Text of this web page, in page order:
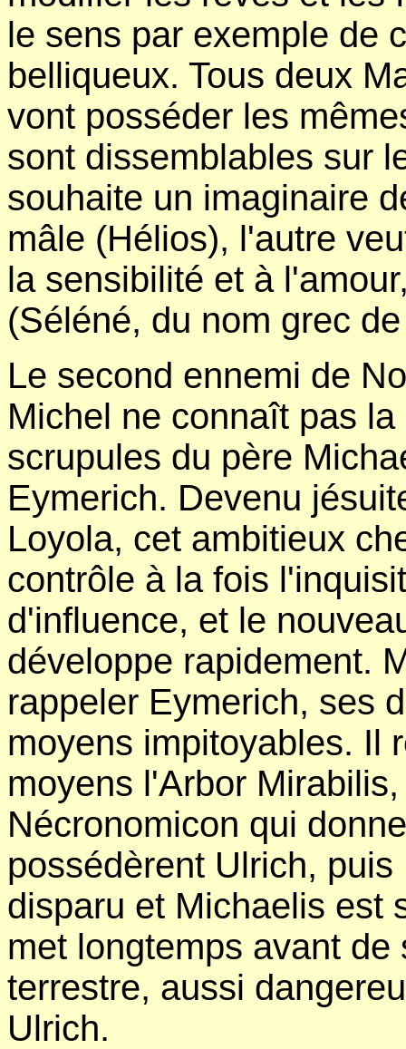
le sens par exemple de
belliqueux. Tous deux
vont posséder les
sont dissemblables sur
souhaite un imaginaire
mâle (Hélios), l'autre
la sensibilité et à
(Séléné, du nom grec
Le second ennemi de
Michel ne connaît pas
scrupules du père
Eymerich. Devenu
Loyola, cet ambitieux
contrôle à la fois
d'influence, et le
développe rapidement.
rappeler Eymerich, ses
moyens impitoyables. Il
moyens l'Arbor
Nécronomicon qui
possédèrent Ulrich,
disparu et Michaelis est
met longtemps avant
terrestre, aussi
Ulrich.